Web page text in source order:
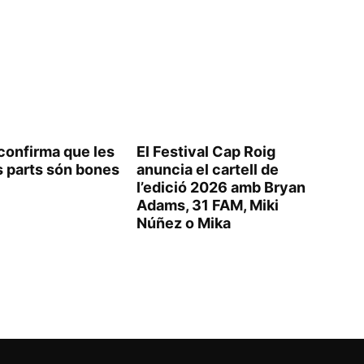
que les
parts són bones
El Festival Cap Roig
anuncia el cartell de
l’edició 2026 amb Bryan
Adams, 31 FAM, Miki
Núñez o Mika